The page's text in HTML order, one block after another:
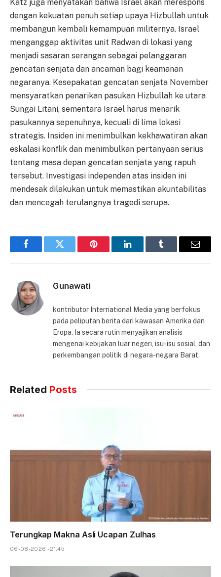
Katz juga menyatakan bahwa Israel akan merespons
dengan kekuatan penuh setiap upaya Hizbullah untuk
membangun kembali kemampuan militernya. Israel
menganggap aktivitas unit Radwan di lokasi yang
menjadi sasaran serangan sebagai pelanggaran
gencatan senjata dan ancaman bagi keamanan
negaranya. Kesepakatan gencatan senjata November
mensyaratkan penarikan pasukan Hizbullah ke utara
Sungai Litani, sementara Israel harus menarik
pasukannya sepenuhnya, kecuali di lima lokasi
strategis. Insiden ini menimbulkan kekhawatiran akan
eskalasi konflik dan menimbulkan pertanyaan serius
tentang masa depan gencatan senjata yang rapuh
tersebut. Investigasi independen atas insiden ini
mendesak dilakukan untuk memastikan akuntabilitas
dan mencegah terulangnya tragedi serupa.
FacebookTwitter Pinterest LinkedInTumblr Email
Gunawati
kontributor International Media yang berfokus
pada peliputan berita dari kawasan Amerika dan
Eropa. Ia secara rutin menyajikan analisis
mengenai kebijakan luar negeri, isu-isu sosial, dan
perkembangan politik di negara-negara Barat.
Related Posts
Terungkap Makna Asli Ucapan Zulhas
06-08-2026 - 21.45